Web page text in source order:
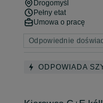
Drogomyśl
Pełny etat
Umowa o pracę
Odpowiednie
ODPOWIADA